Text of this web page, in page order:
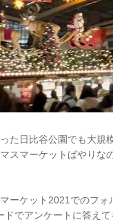
た日比谷公園でも大規
スマーケットばやり
ーケット2021でのフ
ドでアンケートに答え